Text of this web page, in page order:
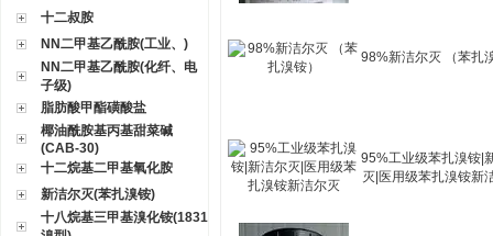
十二叔胺
NN二甲基乙酰胺(工业、)
NN二甲基乙酰胺(化纤、电
子级)
脂肪酸甲酯磺酸盐
椰油酰胺基丙基甜菜碱
(CAB-30)
十二烷基二甲基氧化胺
新洁尔灭(苯扎溴铵)
十八烷基三甲基溴化铵(1831
98%新洁尔灭 （苯扎
95%工业级苯扎溴铵|
灭|医用级苯扎溴铵新